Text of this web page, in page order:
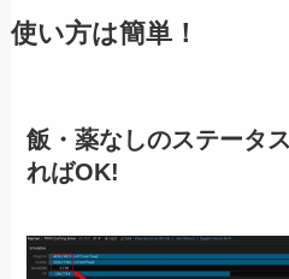
使い方は簡単！
飯・薬なしのステータ
ればOK!